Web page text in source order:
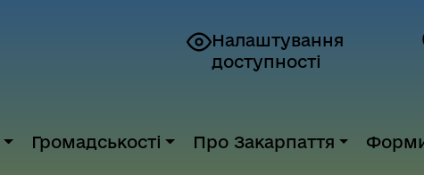
Налаштування
доступності
Громадськості Про Закарпаття